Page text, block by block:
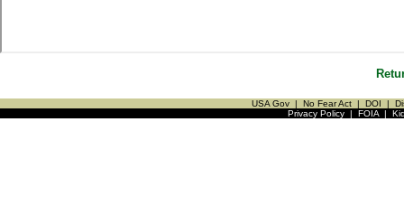
USA Gov | No Fear Act | DOI |
Privacy Policy| FOIA|